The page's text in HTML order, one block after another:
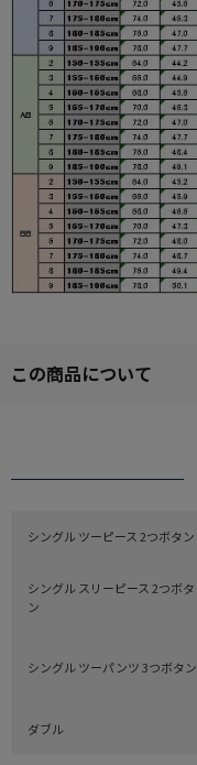
この商品について
シングル ツーピース 2つボタン
シングル スリーピース 2つボタ
ン
シングル ツーパンツ 3つボタン
ダブル